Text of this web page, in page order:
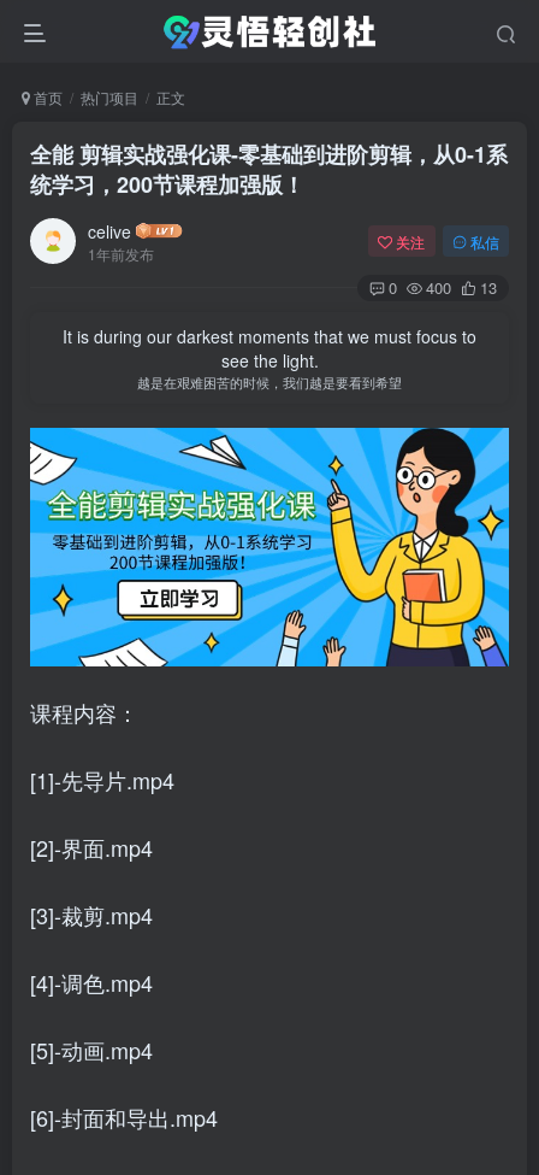
首页 热门项目 正文
全能 剪辑实战强化课-零基础到进阶剪辑，从0-1系
统学习，200节课程加强版！
celive
1年前发布
关注 私信
0 400 13
It is during our darkest moments that we must focus to
see the light.
越是在艰难困苦的时候，我们越是要看到希望
课程内容：
[1]-先导片.mp4
[2]-界面.mp4
[3]-裁剪.mp4
[4]-调色.mp4
[5]-动画.mp4
[6]-封面和导出.mp4